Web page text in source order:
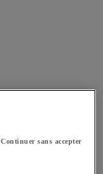
Continuer sans accepter